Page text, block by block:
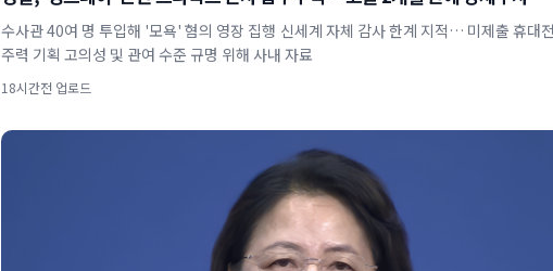
수사관 40여 명 투입해 '모욕' 혐의 영장 집행 신세계 자체 감사 한계 지적… 미제출 휴대
주력 기획 고의성 및 관여 수준 규명 위해 사내 자료
18시간전 업로드